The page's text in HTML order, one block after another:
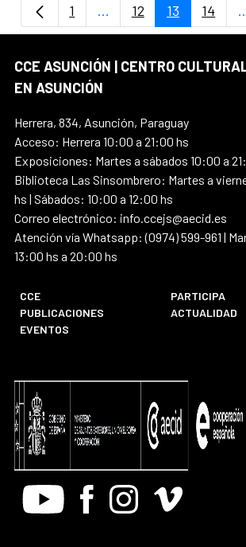
Page
1 ...Pages intermédiaires
Page
12 Page
13 Page
14
CCE ASUNCIÓN | CENTRO
EN ASUNCIÓN
Herrera, 834, Asunción, Paraguay
Acceso: Herrera 10:00 a 21:00 hs
Exposiciones: Martes a sábados 10:00 a
Biblioteca Las Sinsombrero: Martes a
hs | Sábados: 10:00 a 12:00 hs
Correo electrónico: info.ccejs@aecid.es
Atención vía Whatsapp: (0974) 599-961 |
13:00 hs a 20:00 hs
CCE
PARTICIPA
PUBLICACIONES
ACTUALIDAD
EVENTOS
Youtube FacebookInstagram
Vimeo